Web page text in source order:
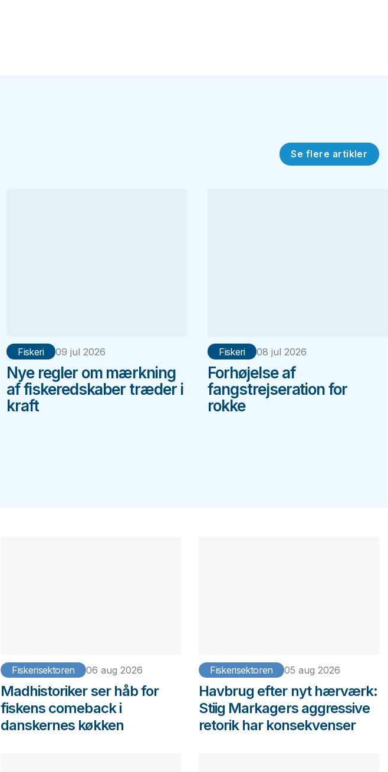
Se flere artikler
Fiskeri 09 jul 2026
Nye regler om mærkning
af fiskeredskaber træder i
kraft
Fiskeri 08 jul 2026
Forhøjelse af
fangstrejseration for
rokke
Fiskerisektoren 06 aug 2026
Madhistoriker ser håb for
fiskens comeback i
danskernes køkken
Fiskerisektoren 05 aug 2026
Havbrug efter nyt hærværk:
Stiig Markagers aggressive
retorik har konsekvenser